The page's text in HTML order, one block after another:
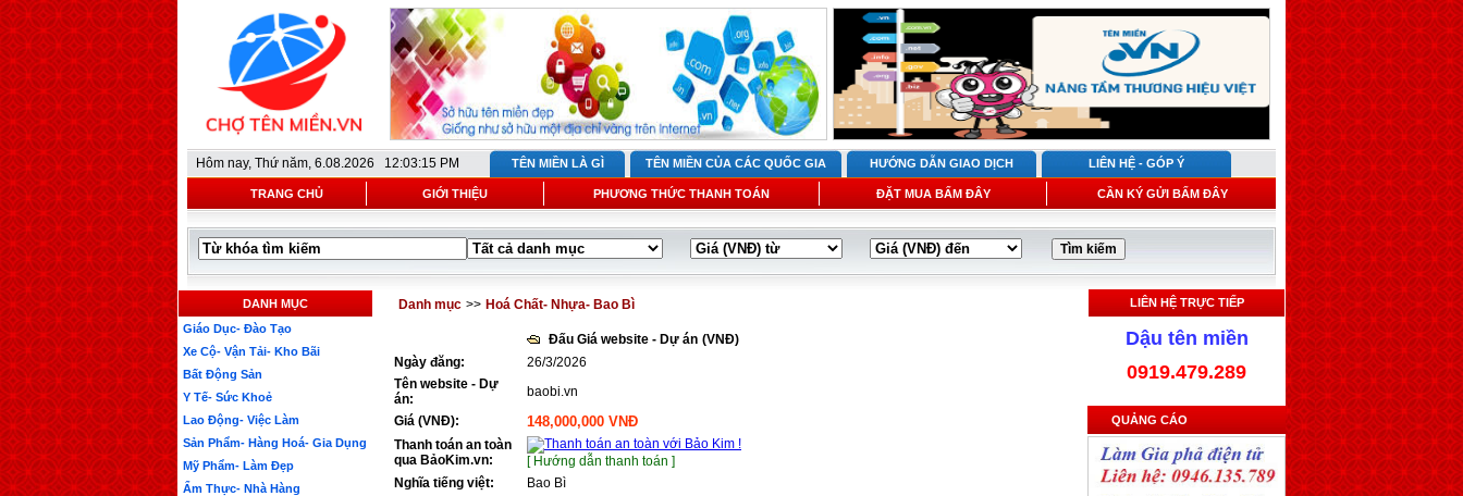
Hôm nay, Thứ năm, 6.08.2026 12:03:15 PM TÊN MIỀN LÀ GÌ TÊN MIỀN CỦA CÁC QUỐC GIA HƯỚNG DẪN GIAO DỊCH LIÊN HỆ - GÓP Ý
TRANG CHỦ GIỚI THIỆU PHƯƠNG THỨC THANH TOÁN ĐẶT MUA BẤM ĐÂY CẦN KÝ GỬI BẤM ĐÂY
DANH MỤC
Giáo Dục- Đào Tạo
Xe Cộ- Vận Tải- Kho Bãi
Bất Động Sản
Y Tế- Sức Khoẻ
Lao Động- Việc Làm
Sản Phẩm- Hàng Hoá- Gia Dụng
Mỹ Phẩm- Làm Đẹp
Ẩm Thực- Nhà Hàng
Danh mục >> Hoá Chất- Nhựa- Bao Bì
Đấu Giá website - Dự án (VNĐ)
Ngày đăng:
26/3/2026
Tên website - Dự
án:
baobi.vn
Giá (VNĐ):
148,000,000 VNĐ
Thanh toán an toàn
qua BảoKim.vn:
[ Hướng dẫn thanh toán ]
Nghĩa tiếng việt:
Bao Bì
LIÊN HỆ TRỰC TIẾP
Dậu tên miền
0919.479.289
QUẢNG CÁO